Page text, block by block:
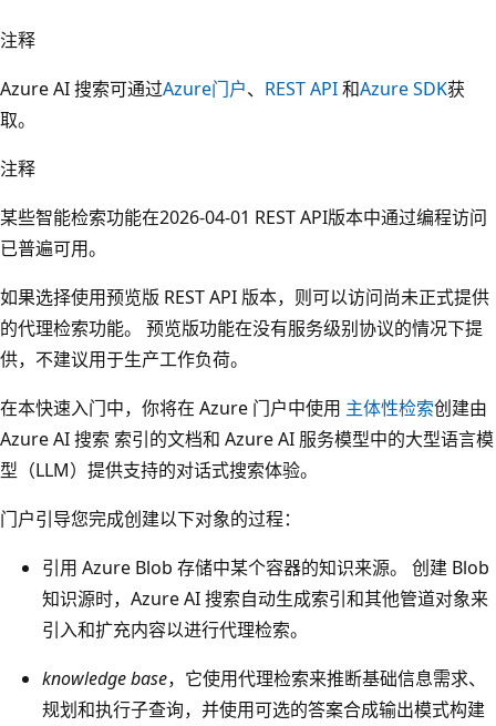
注释
Azure AI 搜索可通过Azure门户、 REST API和Azure SDK获
取。
注释
某些智能检索功能在2026-04-01 REST API版本中通过编程访问
已普遍可用。
如果选择使用预览版 REST API 版本，则可以访问尚未正式提供
的代理检索功能。 预览版功能在没有服务级别协议的情况下提
供，不建议用于生产工作负荷。
在本快速入门中，你将在 Azure 门户中使用 主体性检索创建由
Azure AI 搜索 索引的文档和 Azure AI 服务模型中的大型语言模
型（LLM）提供支持的对话式搜索体验。
门户引导您完成创建以下对象的过程：
引用 Azure Blob 存储中某个容器的知识来源。 创建 Blob
知识源时，Azure AI 搜索自动生成索引和其他管道对象来
引入和扩充内容以进行代理检索。
knowledge base，它使用代理检索来推断基础信息需求、
规划和执行子查询，并使用可选的答案合成输出模式构建